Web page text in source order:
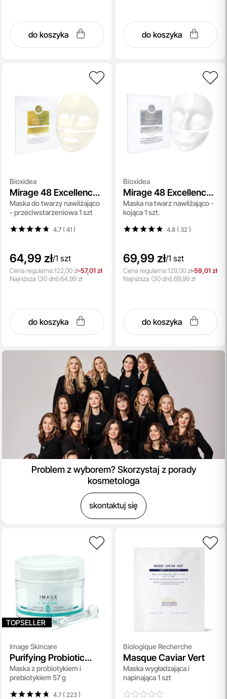
do koszyka do koszyka
Bioxidea
Mirage 48 Excellence
Gold
Maska do twarzy nawilżająco
- przeciwstarzeniowa 1 szt
4.7 ( 41)
64,99 zł/1 szt
Cena regularna:122,00 zł-57,01 zł
Najniższa (30 dni):64,99 zł
do koszyka
Bioxidea
Mirage 48 Excellence
Diamond
Maska na twarz nawilżająco -
kojąca 1 szt.
4.8 ( 32 )
69,99 zł/1 szt
Cena regularna:129,00 zł-59,01 zł
Najniższa (30 dni):69,99 zł
do koszyka
Problem z wyborem? Skorzystaj z porady
kosmetologa
skontaktuj się
TOPSELLER
Image Skincare
Purifying Probiotic
Masque
Maska z probiotykiem i
prebiotykiem 57 g
4.7 ( 223)
Biologique Recherche
Masque Caviar Vert
Maska wygładzająca i
napinająca 1 szt